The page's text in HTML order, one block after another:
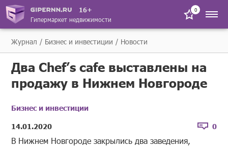
16+
Гипермаркет недвижимости
0
Журнал Бизнес и инвестиции Новости
Два Chef’s cafe выставлены на
продажу в Нижнем Новгороде
Бизнес и инвестиции
14.01.2020
0
В Нижнем Новгороде закрылись два заведения,